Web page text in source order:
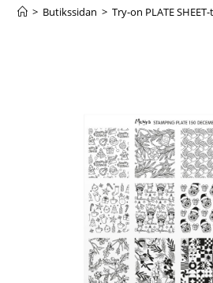
> Butikssidan > Try-on PLATE